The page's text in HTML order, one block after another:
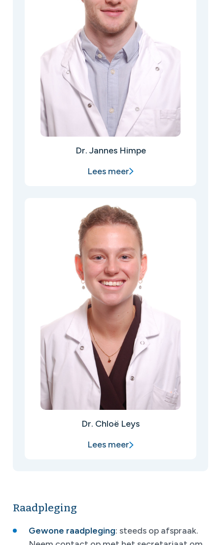
Dr. Jannes Himpe
Lees meer
Dr. Chloë Leys
Lees meer
Raadpleging
Gewone raadpleging: steeds op afspraak.